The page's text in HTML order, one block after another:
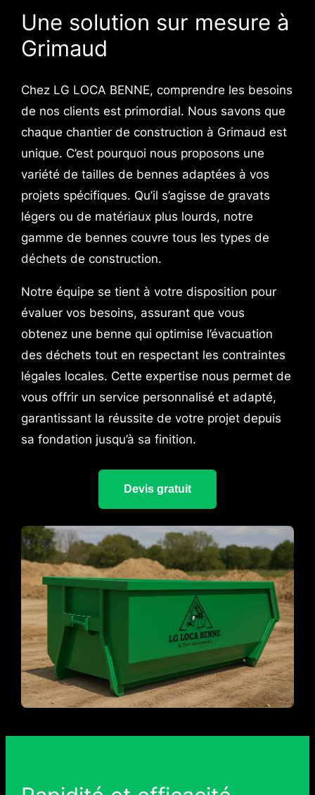
Une solution sur mesure à
Grimaud
Chez LG LOCA BENNE, comprendre les besoins
de nos clients est primordial. Nous savons que
chaque chantier de construction à Grimaud est
unique. C’est pourquoi nous proposons une
variété de tailles de bennes adaptées à vos
projets spécifiques. Qu’il s’agisse de gravats
légers ou de matériaux plus lourds, notre
gamme de bennes couvre tous les types de
déchets de construction.
Notre équipe se tient à votre disposition pour
évaluer vos besoins, assurant que vous
obtenez une benne qui optimise l’évacuation
des déchets tout en respectant les contraintes
légales locales. Cette expertise nous permet de
vous offrir un service personnalisé et adapté,
garantissant la réussite de votre projet depuis
sa fondation jusqu’à sa finition.
Devis gratuit